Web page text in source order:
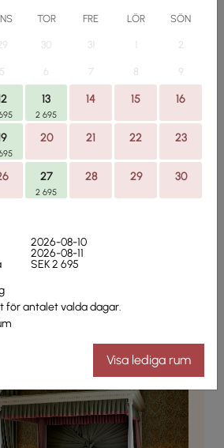
TOR FRE LÖR SÖN
30 31 1 2
5 6 7 8 9
13
2 695
14 15 16
20 21 22 23
27
2 695
28 29 30
2026-08-10
2026-08-11
SEK 2 695
för antalet valda dagar.
Visa lediga rum
slottsparken
i någon av våra byggnader i
Läs mer
SEK 4 590,00